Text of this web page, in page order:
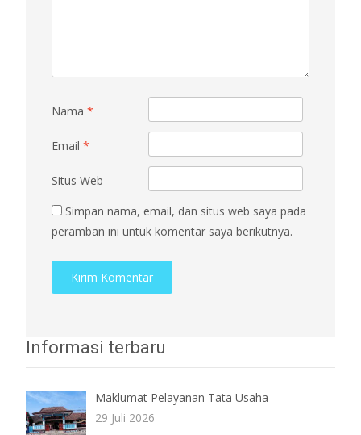
Nama *
Email *
Situs Web
Simpan nama, email, dan situs web saya pada
peramban ini untuk komentar saya berikutnya.
Informasi terbaru
Maklumat Pelayanan Tata Usaha
29 Juli 2026